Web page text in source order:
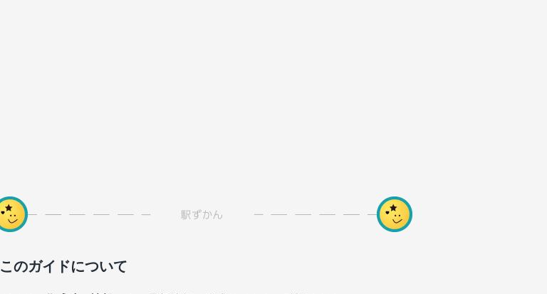
このガイドについて